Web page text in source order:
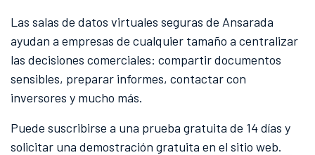
Las salas de datos virtuales seguras de Ansarada
ayudan a empresas de cualquier tamaño a centralizar
las decisiones comerciales: compartir documentos
sensibles, preparar informes, contactar con
inversores y mucho más.
Puede suscribirse a una prueba gratuita de 14 días y
solicitar una demostración gratuita en el sitio web.